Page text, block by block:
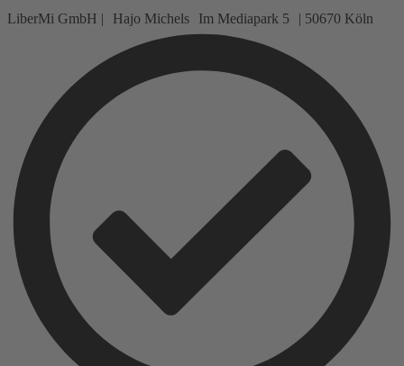
LiberMi GmbH | Hajo Michels Im Mediapark 5 | 50670 Köln